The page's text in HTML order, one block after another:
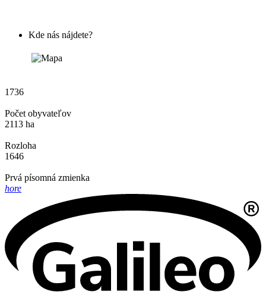
Kde nás nájdete?
1736
Počet obyvateľov
2113 ha
Rozloha
1646
Prvá písomná zmienka
hore